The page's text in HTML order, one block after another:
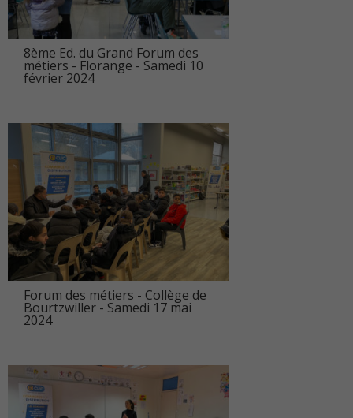
8ème Ed. du Grand Forum des
métiers - Florange - Samedi 10
février 2024
Forum des métiers - Collège de
Bourtzwiller - Samedi 17 mai
2024